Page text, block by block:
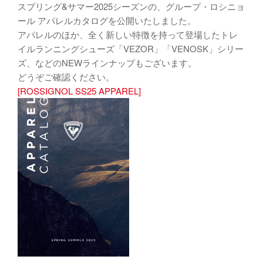
スプリング&サマー2025シーズンの、グループ・ロシニョ
ール アパレルカタログを公開いたしました。
アパレルのほか、全く新しい特徴を持って登場したトレ
イルランニングシューズ「VEZOR」「VENOSK」シリー
ズ、などのNEWラインナップもございます。
どうぞご確認ください。
[ROSSIGNOL SS25 APPAREL]